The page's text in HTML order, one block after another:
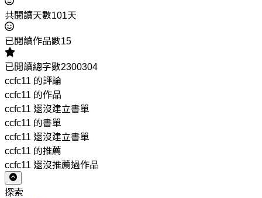
共閱讀天數101天
已閱讀作品數15
已閱讀總字數2300304
ccfc11 的評論
ccfc11 的作品
ccfc11 還沒建立書單
ccfc11 的書單
ccfc11 還沒建立書單
ccfc11 的推薦
ccfc11 還沒推薦過作品
探索